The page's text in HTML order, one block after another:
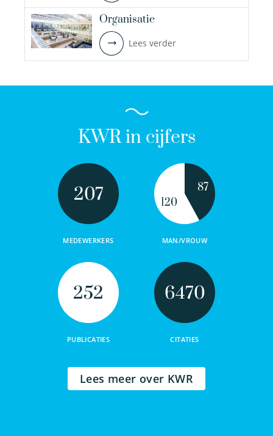
Organisatie
Lees verder
KWR in cijfers
207
MEDEWERKERS
87
120
MAN/VROUW
252
PUBLICATIES
6470
CITATIES
Lees meer over KWR